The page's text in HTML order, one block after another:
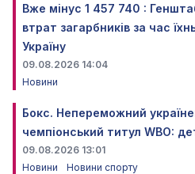
Вже мінус 1 457 740 :
втрат загарбників за час
Україну
09.08.2026 14:04
Новини
Бокс. Непереможний
чемпіонський титул WBO:
09.08.2026 13:01
Новини
Новини спорту